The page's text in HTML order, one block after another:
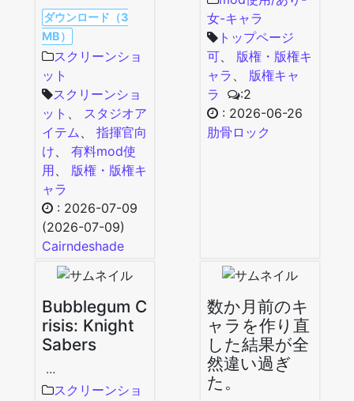
ダウンロード（3
MB）
スクリーンショ
ット
スクリーンショ
ット 、 スタジオア
イテム、 指揮官向
け、 有料mod使
用、 版権・版権キ
ャラ
: 2026-07-09
(2026-07-09)
Cairndeshade
女-キャラ
トップページ
可、 版権・版権キ
ャラ 、 版権キャ
ラ
:2
: 2026-06-26
肋骨ロック
Bubblegum C
risis: Knight
Sabers
…
スクリーンショ
数か月前のキ
ャラを作り直
した結果が全
然違い過ぎ
た。